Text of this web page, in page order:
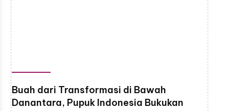
Buah dari Transformasi di Bawah
Danantara, Pupuk Indonesia Bukukan